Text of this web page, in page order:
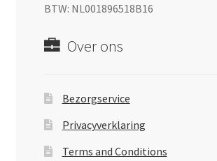
BTW: NL001896518B16
Over ons
Bezorgservice
Privacyverklaring
Terms and Conditions